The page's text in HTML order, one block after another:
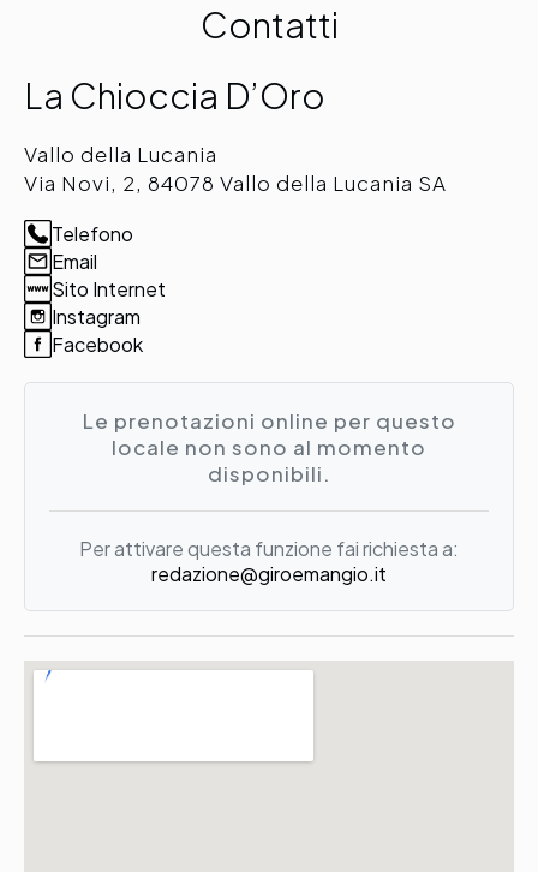
Contatti
La Chioccia D’Oro
Vallo della Lucania
Via Novi, 2, 84078 Vallo della Lucania SA
Telefono
Email
Sito Internet
Instagram
Facebook
Le prenotazioni online per questo
locale non sono al momento
disponibili.
Per attivare questa funzione fai richiesta a:
redazione@giroemangio.it